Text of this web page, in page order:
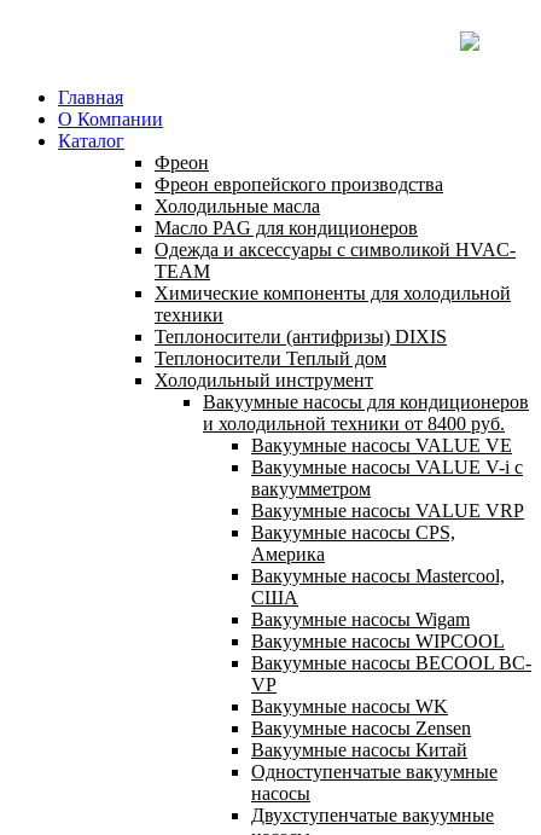
Главная
О Компании
Каталог
Фреон
Фреон европейского производства
Холодильные масла
Масло PAG для кондиционеров
Одежда и аксессуары с символикой HVAC-
TEAM
Химические компоненты для холодильной
техники
Теплоносители (антифризы) DIXIS
Теплоносители Теплый дом
Холодильный инструмент
Вакуумные насосы для кондиционеров
и холодильной техники от 8400 руб.
Вакуумные насосы VALUE VE
Вакуумные насосы VALUE V-i с
вакуумметром
Вакуумные насосы VALUE VRP
Вакуумные насосы CPS,
Америка
Вакуумные насосы Mastercool,
США
Вакуумные насосы Wigam
Вакуумные насосы WIPCOOL
Вакуумные насосы BECOOL BC-
VP
Вакуумные насосы WK
Вакуумные насосы Zensen
Вакуумные насосы Китай
Одноступенчатые вакуумные
насосы
Двухступенчатые вакуумные